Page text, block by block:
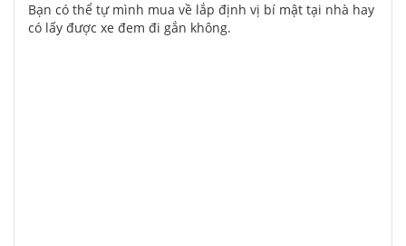
Bạn có thể tự mình mua về lắp định vị bí mật tại nhà hay
có lấy được xe đem đi gắn không.